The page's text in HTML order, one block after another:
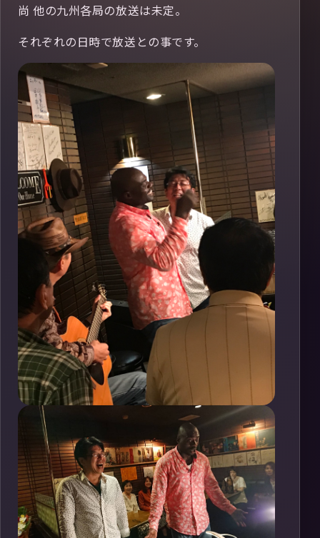
尚 他の九州各局の放送は未定。
それぞれの日時で放送との事です。